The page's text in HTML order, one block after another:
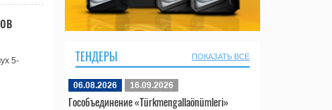
5-
ТЕНДЕРЫ ПОКАЗАТЬ ВСЕ
06.08.2026 16.09.2026
Гособъединение «Türkmengallaönümleri»